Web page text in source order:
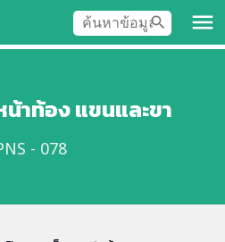
menu
search
น้าท้อง แขนและขา
- 078